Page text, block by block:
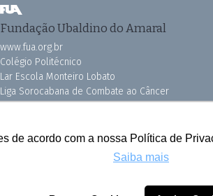
de acordo com a nossa Política de
Saiba mais
Fundação Ubaldino do Amaral
www.fua.org.br
Colégio Politécnico
Lar Escola Monteiro Lobato
Liga Sorocabana de Combate ao Câncer
Vila dos Velhinhos
Todos os direitos reservados © 2025